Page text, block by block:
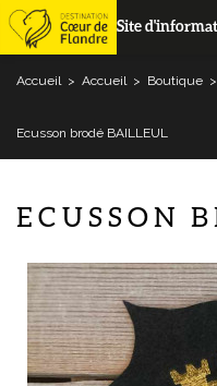
Site
Accueil > Accueil > Boutique >
Ecusson brodé BAILLEUL
ECUSSON